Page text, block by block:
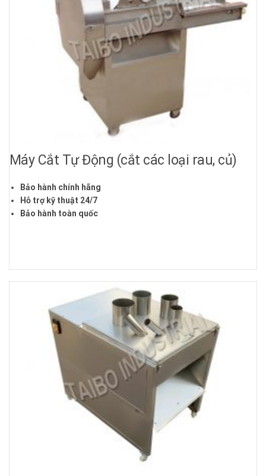
Máy Cắt Tự Động (cắt các loại rau, củ)
Bảo hành chính hãng
Hỗ trợ kỹ thuật 24/7
Bảo hành toàn quốc